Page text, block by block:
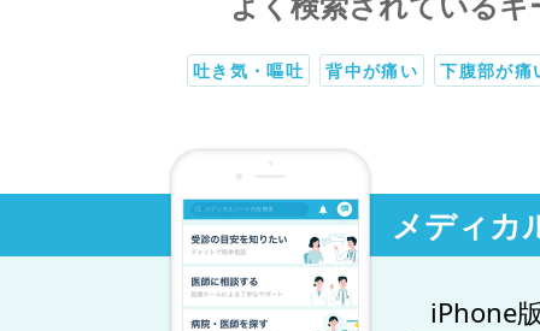
吐き気・嘔吐 背中が痛い 下腹部が痛
メディカ
iPhone